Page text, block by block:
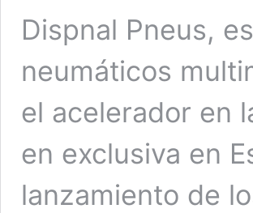
Dispnal Pneus,
neumáticos
el acelerador en
en exclusiva en
lanzamiento de